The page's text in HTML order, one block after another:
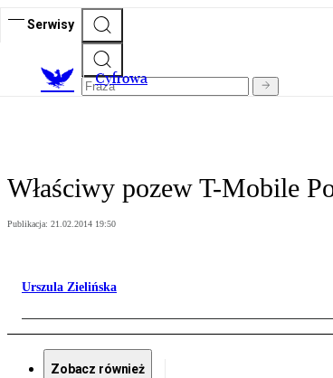
Serwisy
Cyfrowa
Właściwy pozew T-Mobile
Publikacja: 21.02.2014 19:50
Urszula Zielińska
Zobacz również